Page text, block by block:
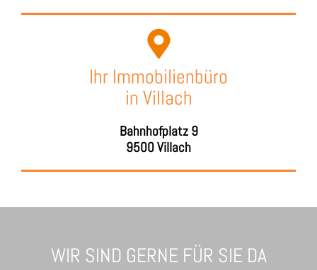
Ihr Immobilienbüro
in Villach
Bahnhofplatz 9
9500 Villach
WIR SIND GERNE FÜR SIE DA